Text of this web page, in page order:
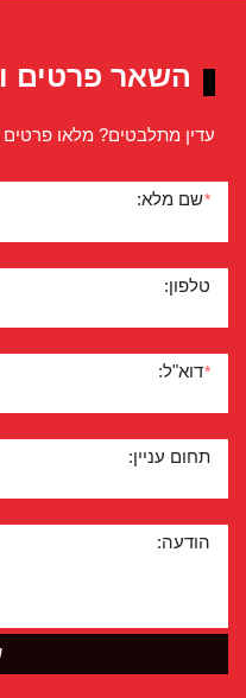
השאר פרטים
עדין מתלבטים? מלאו פרטים
*שם מלא:
טלפון:
*דוא"ל:
תחום עניין:
הודעה: